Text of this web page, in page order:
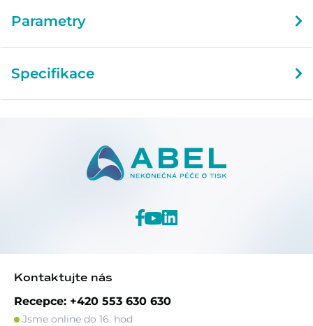
Parametry
Specifikace
Kontaktujte nás
Recepce: +420 553 630 630
Jsme online do 16. hod